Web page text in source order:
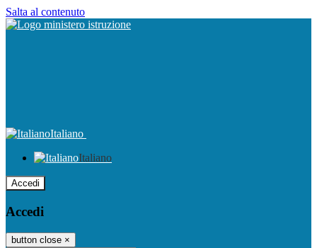
Salta al contenuto
Italiano
Italiano
Accedi
Accedi
button close ×